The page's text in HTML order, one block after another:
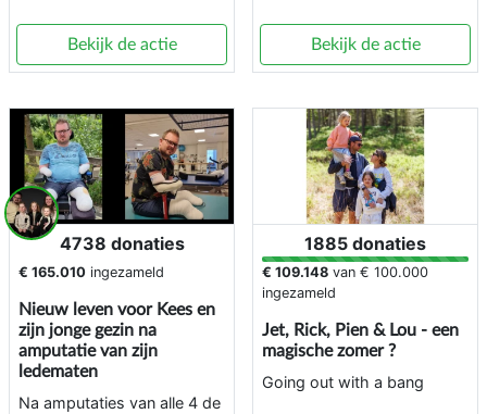
Bekijk de actie Bekijk de actie
4738 donaties
€ 165.010 ingezameld
Nieuw leven voor Kees en
zijn jonge gezin na
amputatie van zijn
ledematen
Na amputaties van alle 4 de
1885 donaties
€ 109.148 van € 100.000
ingezameld
Jet, Rick, Pien & Lou - een
magische zomer ?
Going out with a bang